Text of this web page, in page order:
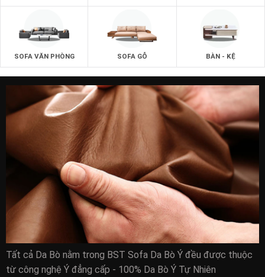
SOFA VĂN PHÒNG SOFA GỖ BÀN - KỆ
Tất cả Da Bò nằm trong BST Sofa Da Bò Ý đều được thuộc
từ công nghệ Ý đẳng cấp - 100% Da Bò Ý Tự Nhiên